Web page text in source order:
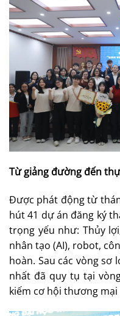
Từ giảng đường đến
Được phát động từ
hút 41 dự án đăng ký
trọng yếu như: Thủy
nhân tạo (AI), robot,
hoàn. Sau các vòng sơ
nhất đã quy tụ tại
kiếm cơ hội thương mại